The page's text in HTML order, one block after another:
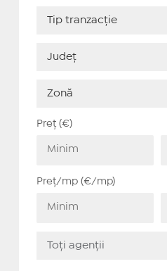
Preț (€)
Preț/mp (€/mp)